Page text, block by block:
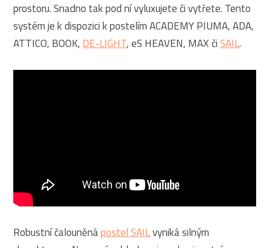
prostoru. Snadno tak pod ní vyluxujete či vytřete. Tento
systém je k dispozici k postelím ACADEMY PIUMA, ADA,
ATTICO, BOOK, DE-LIGHT, eS HEAVEN, MAX čiSAIL.
Robustní čalouněnápostel SAILvyniká silným